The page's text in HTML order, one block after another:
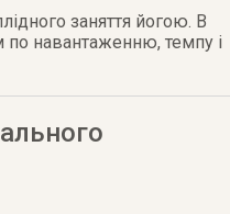
заняття йогою. В
по навантаженню, темпу і